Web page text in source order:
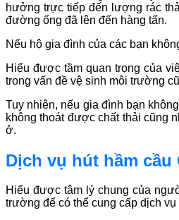
hưởng trực tiếp đến lượng rác
đường ống đã lên đến hàng tấn.
Nếu hộ gia đình của các bạn
Hiểu được tầm quan trọng của
trong vấn đề vệ sinh môi trường
Tuy nhiên, nếu gia đình bạn
không thoát được chất thải cũng
ở.
Dịch vụ hút hầm
Hiểu được tâm lý chung của
trường để có thể cung cấp dịch